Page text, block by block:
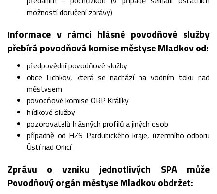
možností doručení zprávy)
Informace v rámci hlásné povodňové služby
přebírá povodňová komise městyse Mladkov od:
předpovědní povodňové služby
obce Lichkov, která se nachází na vodním toku nad
městysem
povodňové komise ORP Králíky
hlídkové služby
pozorovatelů hlásných profilů a jiných osob
případně od HZS Pardubického kraje, územního odboru
Ústí nad Orlicí
Zprávu o vzniku jednotlivých SPA může
Povodňový orgán městyse Mladkov obdržet: